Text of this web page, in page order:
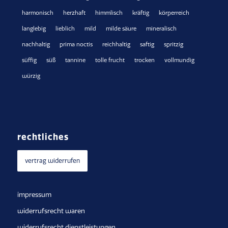
harmonisch herzhaft himmlisch kräftig körperreich
langlebig lieblich mild milde säure mineralisch
nachhaltig prima noctis reichhaltig saftig spritzig
süffig süß tannine tolle frucht trocken vollmundig
würzig
rechtliches
vertrag widerrufen
impressum
widerrufsrecht waren